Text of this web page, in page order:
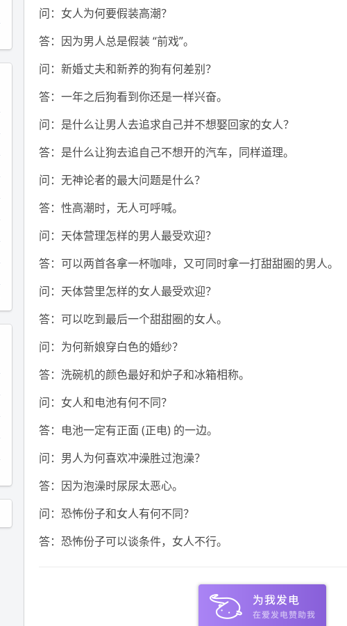
问：女人为何要假装高潮？
答：因为男人总是假装 “前戏”。
问：新婚丈夫和新养的狗有何差别？
答：一年之后狗看到你还是一样兴奋。
问：是什么让男人去追求自己并不想娶回家的女人？
答：是什么让狗去追自己不想开的汽车，同样道理。
问：无神论者的最大问题是什么？
答：性高潮时，无人可呼喊。
问：天体营理怎样的男人最受欢迎？
答：可以两首各拿一杯咖啡，又可同时拿一打甜甜圈的男人。
问：天体营里怎样的女人最受欢迎？
答：可以吃到最后一个甜甜圈的女人。
问：为何新娘穿白色的婚纱？
答：洗碗机的颜色最好和炉子和冰箱相称。
问：女人和电池有何不同？
答：电池一定有正面 (正电) 的一边。
问：男人为何喜欢冲澡胜过泡澡？
答：因为泡澡时尿尿太恶心。
问：恐怖份子和女人有何不同？
答：恐怖份子可以谈条件，女人不行。